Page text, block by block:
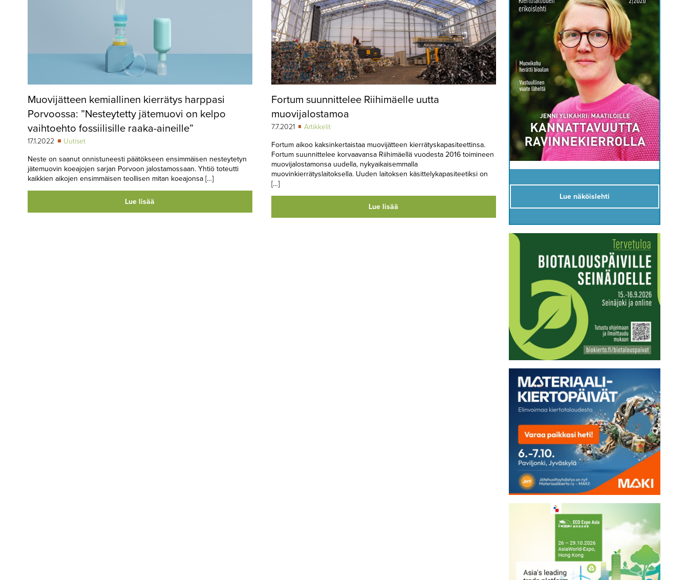
YHTEYSTIEDOT
Muovijätteen kemiallinen kierrätys harppasi
Porvoossa: ”Nesteytetty jätemuovi on kelpo
vaihtoehto fossiilisille raaka-aineille”
17.1.2022 Uutiset
Neste on saanut onnistuneesti päätökseen ensimmäisen nesteytetyn
jätemuovin koeajojen sarjan Porvoon jalostamossaan. Yhtiö toteutti
kaikkien aikojen ensimmäisen teollisen mitan koeajonsa […]
Lue lisää
Fortum suunnittelee Riihimäelle uutta
muovijalostamoa
7.7.2021 Artikkelit
Fortum aikoo kaksinkertaistaa muovijätteen kierrätyskapasiteettinsa.
Fortum suunnittelee korvaavansa Riihimäellä vuodesta 2016 toimineen
muovijalostamonsa uudella, nykyaikaisemmalla
muovinkierrätyslaitoksella. Uuden laitoksen käsittelykapasiteetiksi on
[…]
Lue lisää
Lue näköislehti